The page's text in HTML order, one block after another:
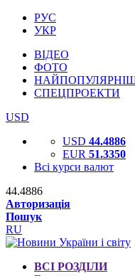
РУС
УКР
ВІДЕО
ФОТО
СПЕЦПРОЕКТИ
USD
USD 44.4886
EUR 51.3350
Всі курси валют
44.4886
Авторизація
Пошук
RU
ВСІ РОЗДІЛИ